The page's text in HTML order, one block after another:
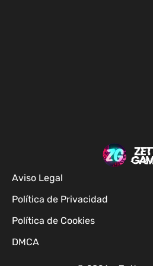
Aviso Legal
Política de Privacidad
Política de Cookies
DMCA